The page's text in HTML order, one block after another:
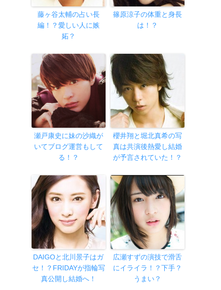
藤ヶ谷太輔の占い長
編！？愛しい人に嫉
妬？
篠原涼子の体重と身長
は！？
瀬戸康史に妹の沙織が
いてブログ運営もして
る！？
櫻井翔と堀北真希の写
真は共演後熱愛し結婚
が予言されていた！？
DAIGOと北川景子はガ
セ！？FRIDAYが指輪写
真公開し結婚へ！
広瀬すずの演技で滑舌
にイライラ！？下手？
うまい？